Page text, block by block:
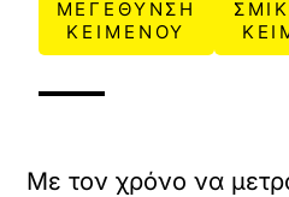
ΜΕΓΕΘΥΝΣΗ
ΚΕΙΜΕΝΟΥ
Με τον χρόνο να